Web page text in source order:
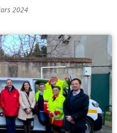
2024